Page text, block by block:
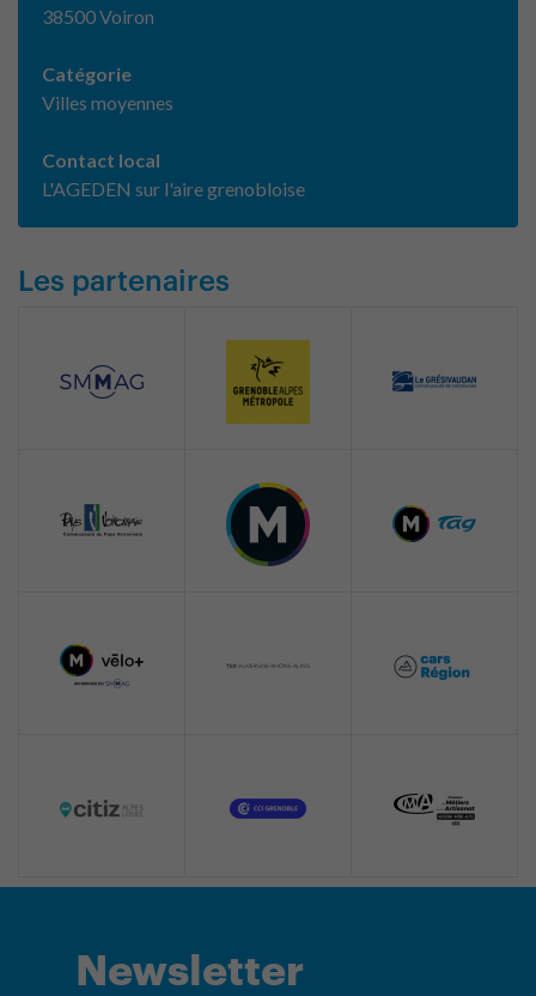
38500 Voiron
Catégorie
Villes moyennes
Contact local
L'AGEDEN sur l'aire grenobloise
Les partenaires
Newsletter